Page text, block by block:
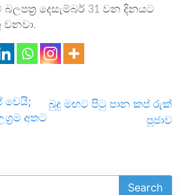
දෙසැම්බර් 31 වන දිනයට
වනවා.
වෙයි;
අතට
බුදු මඟට පිටු පාන කප් රුක්
පූජාව